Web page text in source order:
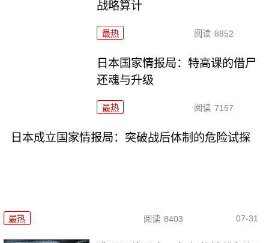
战略算计
最热 阅读 8852
日本国家情报局：特高课的借尸
还魂与升级
最热 阅读 7157
日本成立国家情报局：突破战后体制的危险试探
最热 阅读 8403 07-31